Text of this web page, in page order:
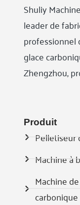
Shuliy
leader de
professionnel
glace
Zhengzhou,
Produit
Pelletiseur
Machine à
Machine
carbonique